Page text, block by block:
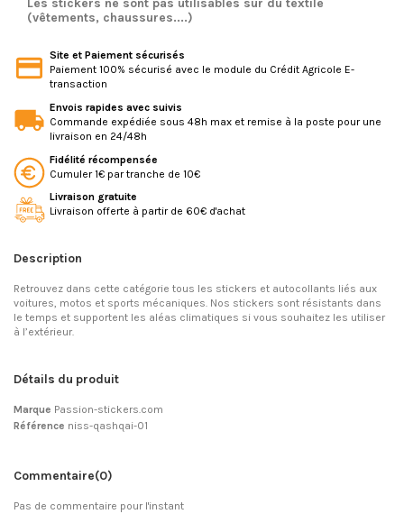
Les stickers ne sont pas utilisables sur du textile
(vêtements, chaussures....)
Site et Paiement sécurisés
Paiement 100% sécurisé avec le module du Crédit Agricole E-
transaction
Envois rapides avec suivis
Commande expédiée sous 48h max et remise à la poste pour une
livraison en 24/48h
Fidélité récompensée
Cumuler 1€ par tranche de 10€
Livraison gratuite
Livraison offerte à partir de 60€ d'achat
Description
Retrouvez dans cette catégorie tous les stickers et autocollants liés aux
voitures, motos et sports mécaniques. Nos stickers sont résistants dans
le temps et supportent les aléas climatiques si vous souhaitez les utiliser
à l’extérieur.
Détails du produit
Marque Passion-stickers.com
Référence niss-qashqai-01
Commentaire(0)
Pas de commentaire pour l'instant